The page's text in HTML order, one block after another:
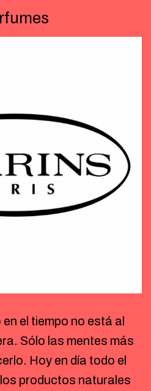
el tiempo no está al
Sólo las mentes más
Hoy en día todo el
productos naturales